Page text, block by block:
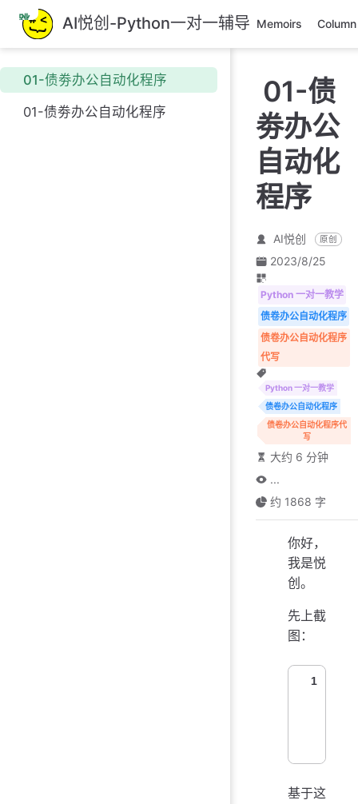
跳
至
主
要
內
AI悦创-Python一对一辅导 Memoirs Column
01-债劵办公自动化程序
01-债劵办公自动化程序
01-债
劵办公
自动化
程序
AI悦创 原创
2023/8/25
Python 一对一教学
债卷办公自动化程序
债卷办公自动化程序
代写
Python 一对一教学
债卷办公自动化程序
债卷办公自动化程序代
写
大约 6 分钟
...
约 1868 字
你好，
我是悦
创。
先上截
图：
1
基于这